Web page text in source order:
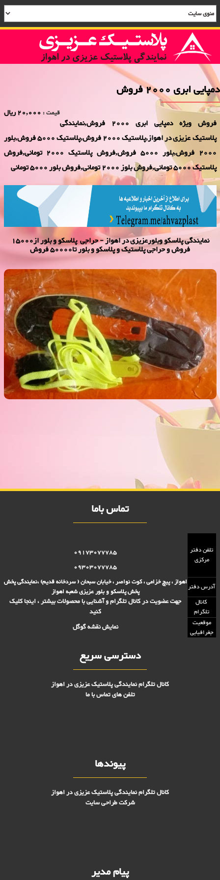
دمپایی ابری 2000 فروش
قیمت : 20,000 ریال
فروش ویژه دمپایی ابری 2000 فروش,نمایندگی
پلاستیک عزیزی در اهواز,پلاستیک 2000 فروش,پلاستیک 5000 فروش,بلور
2000 فروش,بلور 5000 فروش,فروش پلاستیک 2000 تومانی,فروش
پلاستیک 5000 تومانی,فروش بلوز 2000 تومانی,فروش بلور 5000 تومانی
نمایندگی پلاسكو وبلورعزیزی در اهواز - حراجی پلاسکو و بلور از15000
فروش و حراجی پلاستیک و پلاسکو و بلور تا50000 فروش
دمپایی ابری 2000 فروش
تماس باما
تلفن دفتر
مرکزی
09173077785
09303077785
آدرس دفتراهواز ، پیچ خزامی ، کوت نواصر ، خیابان سبحان ( سردخانه قدیم) ،نمایندگی پخش
پخش پلاسکو و بلور عزیزی شعبه اهواز
کانال
تلگرام
جهت عضویت در کانال تلگرام و آشنایی با محصولات بیشتر ، اینجا کلیک
کنید
موقعیت
جغرافیایی
نمایش نقشه گوگل
دسترسی سریع
کانال تلگرام نمایندگی پلاستیک عزیزی در اهواز
تلفن های تماس با ما
پیوندها
کانال تلگرام نمایندگی پلاستیک عزیزی در اهواز
شرکت طراحی سایت
پیام مدیر